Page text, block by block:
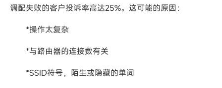
调配失败的客户投诉率高达25%。这可能的原因：
*操作太复杂
*与路由器的连接数有关
*SSID符号，陌生或隐藏的单词